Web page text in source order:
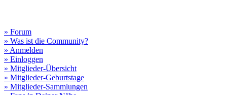
» Forum
» Was ist die Community?
» Anmelden
» Einloggen
» Mitglieder-Übersicht
» Mitglieder-Geburtstage
» Mitglieder-Sammlungen